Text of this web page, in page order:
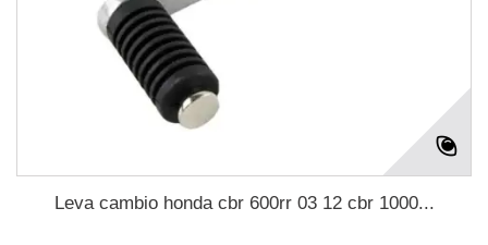
Leva cambio honda cbr 600rr 03 12 cbr 1000...